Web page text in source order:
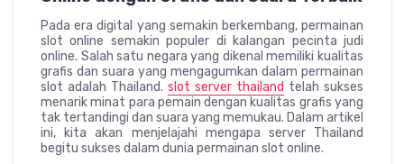
Pada era digital yang semakin berkembang, permainan
slot online semakin populer di kalangan pecinta judi
online. Salah satu negara yang dikenal memiliki kualitas
grafis dan suara yang mengagumkan dalam permainan
slot adalah Thailand. slot server thailand telah sukses
menarik minat para pemain dengan kualitas grafis yang
tak tertandingi dan suara yang memukau. Dalam artikel
ini, kita akan menjelajahi mengapa server Thailand
begitu sukses dalam dunia permainan slot online.